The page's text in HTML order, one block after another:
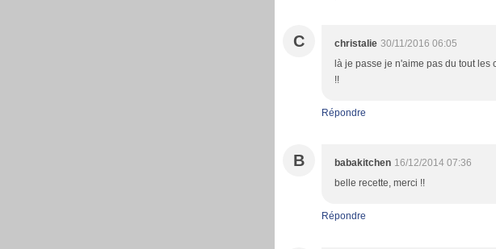
C christalie 30/11/2016 06:05
là je passe je n'aime pas du tout
!!
Répondre
B babakitchen 16/12/2014 07:36
belle recette, merci !!
Répondre